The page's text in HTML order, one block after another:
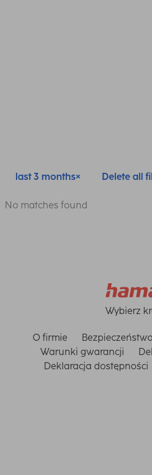
last 3 months Delete all
No matches found
Wybierz
O firmie
Warunki gwarancji
Deklaracja dostępności